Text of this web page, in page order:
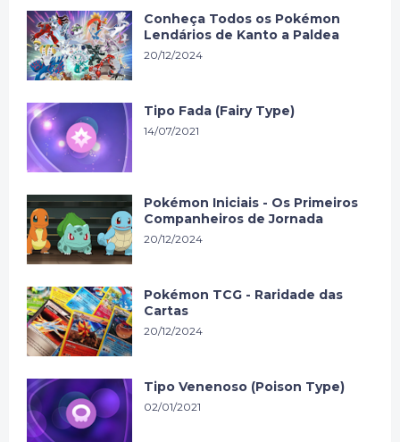
Conheça Todos os Pokémon
Lendários de Kanto a Paldea
20/12/2024
Tipo Fada (Fairy Type)
14/07/2021
Pokémon Iniciais - Os Primeiros
Companheiros de Jornada
20/12/2024
Pokémon TCG - Raridade das
Cartas
20/12/2024
Tipo Venenoso (Poison Type)
02/01/2021